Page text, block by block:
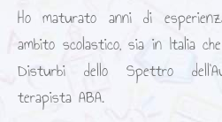
Ho maturato anni di
ambito scolastico, sia in Italia
Disturbi dello Spettro
terapista ABA.